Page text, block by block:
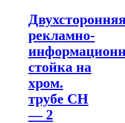
рекламно-
стойка на
хром.
трубе СН
— 2